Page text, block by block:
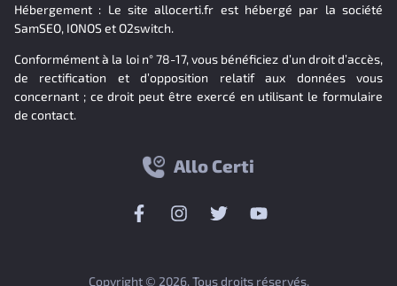
Hébergement : Le site allocerti.fr est hébergé par la société
SamSEO, IONOS et O2switch.
Conformément à la loi n° 78-17, vous bénéficiez d’un droit d’accès,
de rectification et d’opposition relatif aux données vous
concernant ; ce droit peut être exercé en utilisant le formulaire
de contact.
Allo Certi
Copyright © 2026. Tous droits réservés.